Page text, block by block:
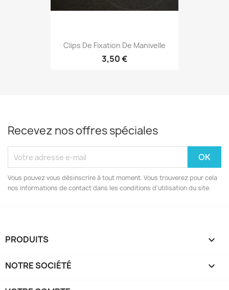
Clips De Fixation De Manivelle
3,50 €
Recevez nos offres spéciales
Vous pouvez vous désinscrire à tout moment. Vous trouverez pour cela
nos informations de contact dans les conditions d'utilisation du site.
PRODUITS 
NOTRE SOCIÉTÉ 